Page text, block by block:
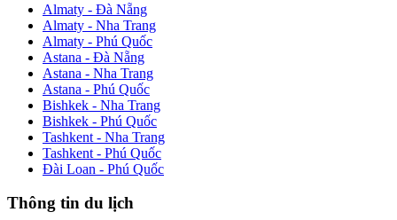
Almaty - Đà Nẵng
Almaty - Nha Trang
Almaty - Phú Quốc
Astana - Đà Nẵng
Astana - Nha Trang
Astana - Phú Quốc
Bishkek - Nha Trang
Bishkek - Phú Quốc
Tashkent - Nha Trang
Tashkent - Phú Quốc
Đài Loan - Phú Quốc
Thông tin du lịch